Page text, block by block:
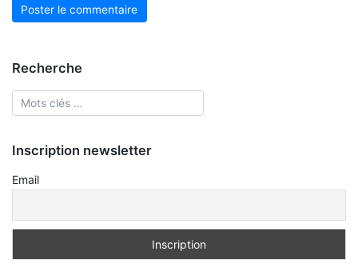
Recherche
Inscription newsletter
Email